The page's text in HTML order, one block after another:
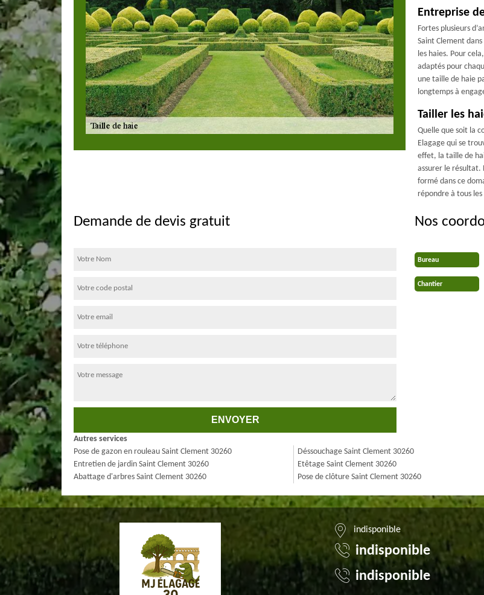
Entreprise
Fortes plusieurs
Saint Clement
les haies. Pour
adaptés pour
une taille de haie
longtemps à
Tailler les
Quelle que soit la
Elagage qui se
effet, la taille de
assurer le résultat.
formé dans ce
répondre à tous
Demande de devis gratuit Nos
Bureau
Chantier
Autres services
Pose de gazon en rouleau Saint Clement 30260
Entretien de jardin Saint Clement 30260
Abattage d'arbres Saint Clement 30260
Déssouchage Saint Clement 30260
Etêtage Saint Clement 30260
Pose de clôture Saint Clement 30260
indisponible
indisponible
indisponible